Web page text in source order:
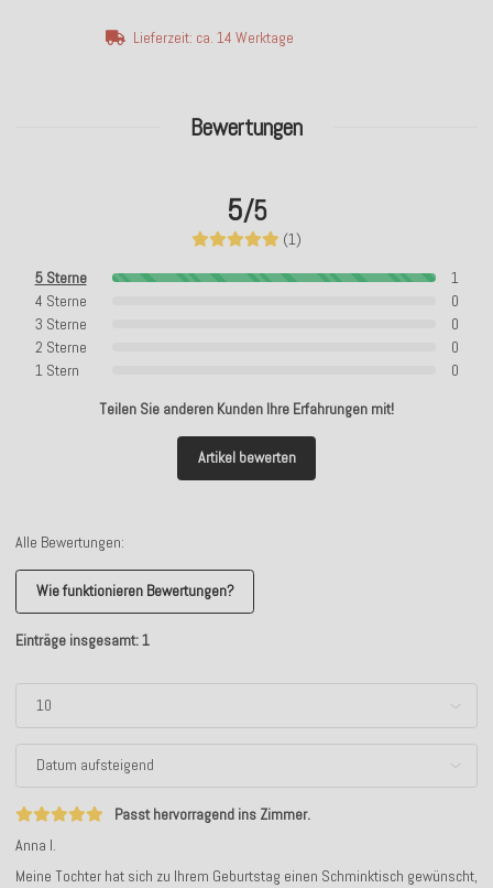
Bewertungen
5/5
(1)
5 Sterne
1
4 Sterne
0
3 Sterne
0
2 Sterne
0
1 Stern
0
Teilen Sie anderen Kunden Ihre Erfahrungen mit!
Artikel bewerten
Alle Bewertungen:
Wie funktionieren Bewertungen?
Einträge insgesamt: 1
Passt hervorragend ins Zimmer.
Anna I.
Meine Tochter hat sich zu Ihrem Geburtstag einen Schminktisch gewünscht,
Lieferzeit: ca. 14 Werktage